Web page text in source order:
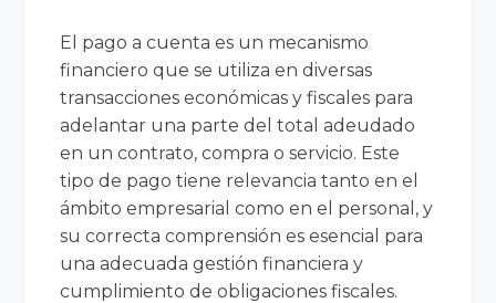
El pago a cuenta es un mecanismo
financiero que se utiliza en diversas
transacciones económicas y fiscales para
adelantar una parte del total adeudado
en un contrato, compra o servicio. Este
tipo de pago tiene relevancia tanto en el
ámbito empresarial como en el personal, y
su correcta comprensión es esencial para
una adecuada gestión financiera y
cumplimiento de obligaciones fiscales.